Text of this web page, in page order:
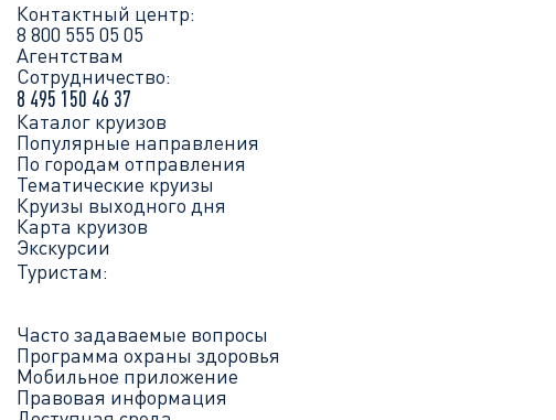
Контактный центр:
8 800 555 05 05
Агентствам
Сотрудничество:
8 495 150 46 37
Каталог круизов
Популярные направления
По городам отправления
Тематические круизы
Круизы выходного дня
Карта круизов
Экскурсии
Туристам:
Часто задаваемые вопросы
Программа охраны здоровья
Мобильное приложение
Правовая информация